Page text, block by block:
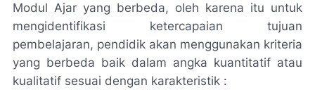
Modul Ajar yang berbeda, oleh karena itu untuk
mengidentifikasi ketercapaian tujuan
pembelajaran, pendidik akan menggunakan kriteria
yang berbeda baik dalam angka kuantitatif atau
kualitatif sesuai dengan karakteristik :